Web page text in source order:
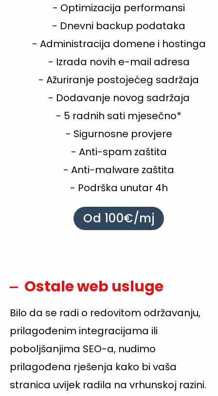
- Optimizacija performansi
- Dnevni backup podataka
- Administracija domene i hostinga
- Izrada novih e-mail adresa
- Ažuriranje postojećeg sadržaja
- Dodavanje novog sadržaja
- 5 radnih sati mjesečno*
- Sigurnosne provjere
- Anti-spam zaštita
- Anti-malware zaštita
- Podrška unutar 4h
Od 100€/mj
Ostale web usluge
Bilo da se radi o redovitom održavanju,
prilagođenim integracijama ili
poboljšanjima SEO-a, nudimo
prilagođena rješenja kako bi vaša
stranica uvijek radila na vrhunskoj razini.